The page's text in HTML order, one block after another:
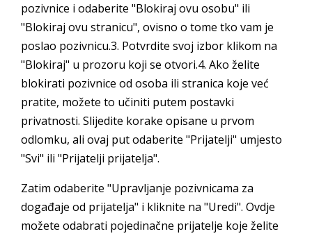
pozivnice i odaberite "Blokiraj ovu osobu" ili
"Blokiraj ovu stranicu", ovisno o tome tko vam je
poslao pozivnicu.3. Potvrdite svoj izbor klikom na
"Blokiraj" u prozoru koji se otvori.4. Ako želite
blokirati pozivnice od osoba ili stranica koje već
pratite, možete to učiniti putem postavki
privatnosti. Slijedite korake opisane u prvom
odlomku, ali ovaj put odaberite "Prijatelji" umjesto
"Svi" ili "Prijatelji prijatelja".
Zatim odaberite "Upravljanje pozivnicama za
događaje od prijatelja" i kliknite na "Uredi". Ovdje
možete odabrati pojedinačne prijatelje koje želite